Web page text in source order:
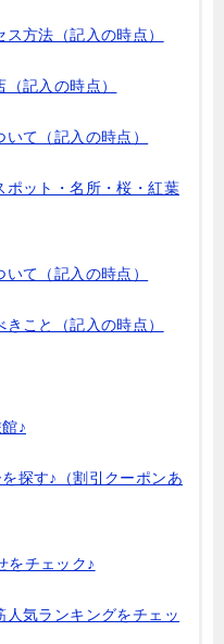
方法（記入の時点）
記入の時点）
て（記入の時点）
ポット・名所・桜・紅葉
て（記入の時点）
こと（記入の時点）
♪
探す♪（割引クーポンあ
をチェック♪
気ランキングをチェッ